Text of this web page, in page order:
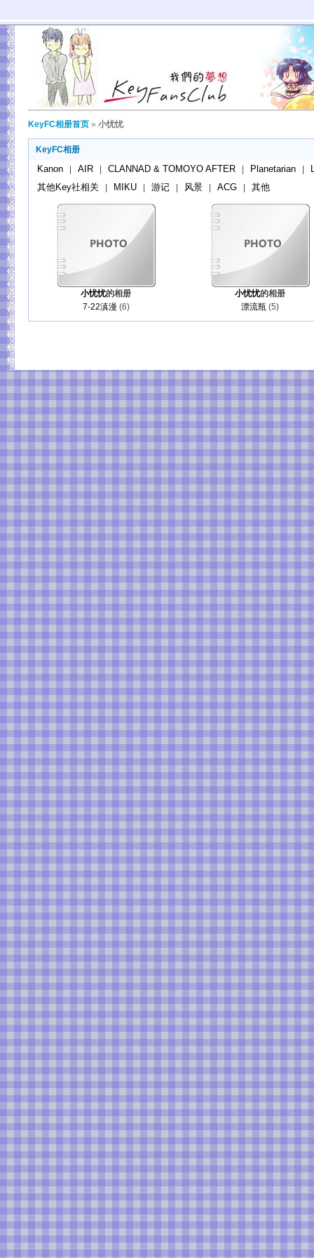
KeyFC相册首页 » 小忧忧
KeyFC相册
Kanon AIR CLANNAD & TOMOYO AFTER Planetarian
其他Key社相关
MIKU 游记 风景 ACG 其他
小忧忧的相册
7-22滇漫 (6)
小忧忧的相册
漂流瓶 (5)